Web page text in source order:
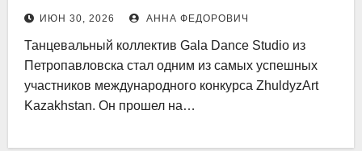
ИЮН 30, 2026 АННА ФЕДОРОВИЧ
Танцевальный коллектив Gala Dance Studio из
Петропавловска стал одним из самых успешных
участников международного конкурса ZhuldyzArt
Kazakhstan. Он прошел на…